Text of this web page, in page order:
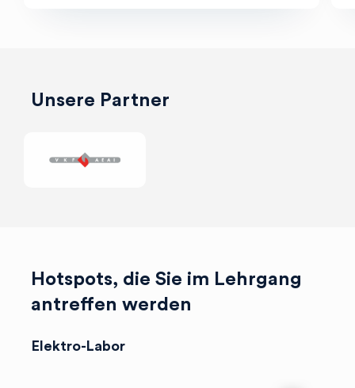
Unsere Partner
Hotspots, die Sie im Lehrgang
antreffen werden
Elektro-Labor